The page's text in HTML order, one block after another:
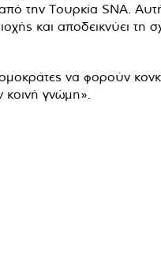
την Τουρκία SNA.
και αποδεικνύει τη
να φορούν
κοινή γνώμη».